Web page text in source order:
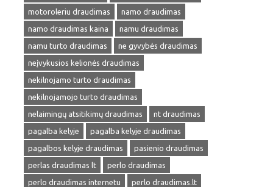
motoroleriu draudimas
namo draudimas
namo draudimas kaina
namu draudimas
namu turto draudimas
ne gyvybės draudimas
neįvykusios kelionės draudimas
nekilnojamo turto draudimas
nekilnojamojo turto draudimas
nelaimingų atsitikimų draudimas
nt draudimas
pagalba kelyje
pagalba kelyje draudimas
pagalbos kelyje draudimas
pasienio draudimas
perlas draudimas lt
perlo draudimas
perlo draudimas internetu
perlo draudimas.lt